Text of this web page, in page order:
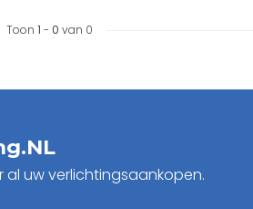
Toon 1 - 0 van 0
al uw verlichtingsaankopen.